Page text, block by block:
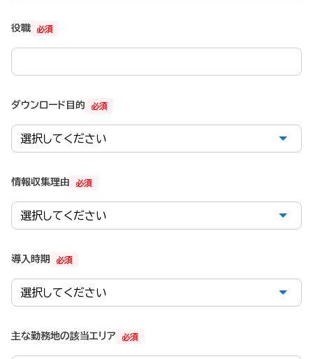
必須
役職
必須
ダウンロード目的
必須
情報収集理由
必須
導入時期
必須
主な勤務地の該当エリア